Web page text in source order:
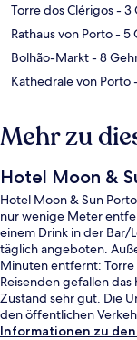
Torre dos Clérigos- 3
Rathaus von Porto- 5
Bolhão-Markt- 8
Kathedrale von Porto
Mehr zu
Hotel Moon &
Hotel Moon & Sun
nur wenige Meter
einem Drink in der Bar/
täglich angeboten.
Minuten entfernt: Torre
Reisenden gefallen
Zustand sehr gut. Die
den öffentlichen
wenige Schritte
Informationen zu